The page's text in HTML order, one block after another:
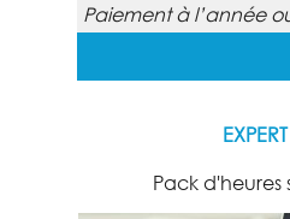
Paiement à l’année
Pack d'heures